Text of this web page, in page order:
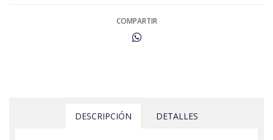
COMPARTIR
DESCRIPCIÓN DETALLES